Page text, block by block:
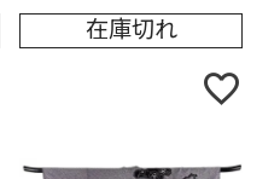
在庫切れ